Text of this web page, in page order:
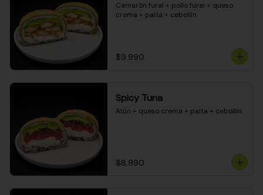
Camarón furai + pollo furai + queso
crema + palta + cebollín
$9.990
Spicy Tuna
Atún + queso crema + palta + cebollín
$8.990